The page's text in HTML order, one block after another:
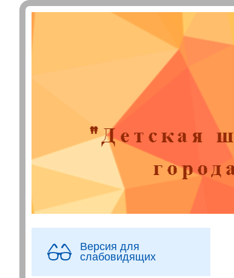
Версия для
слабовидящих